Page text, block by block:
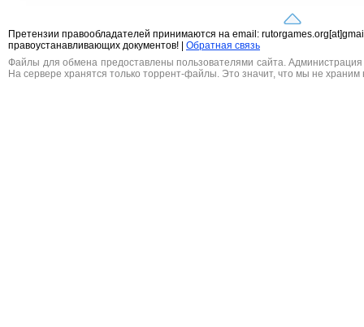
Претензии правообладателей принимаются на email:
правоустанавливающих документов! |
Обратная связь
Файлы для обмена предоставлены пользователями сайта. Администрация
На сервере хранятся только торрент-файлы. Это значит, что мы не